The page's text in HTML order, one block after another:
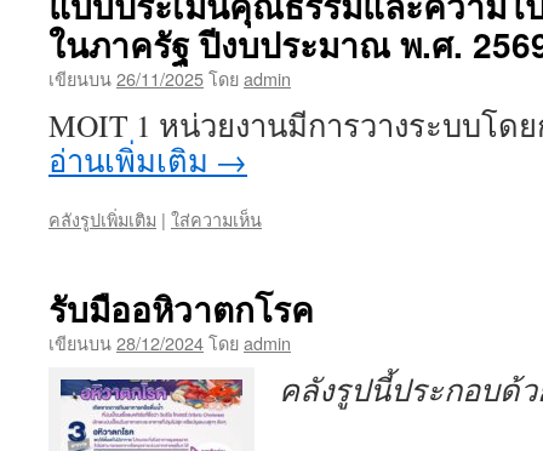
ในภาครัฐ ปีงบประมาณ พ.ศ.
เขียนบน26/11/2025โดยadmin
MOIT 1 หน่วยงานมีการวางระบบโ
อ่านเพิ่มเติม →
คลังรูปเพิ่มเติม | ใส่ความเห็น
รับมืออหิวาตกโรค
เขียนบน28/12/2024โดยadmin
คลังรูปนี้ประกอบด้